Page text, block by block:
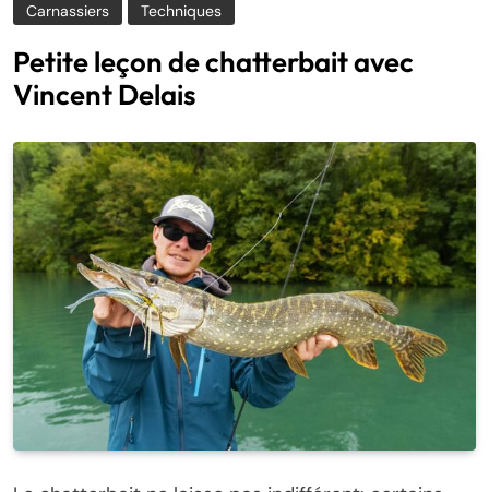
Carnassiers Techniques
Petite leçon de chatterbait avec
Vincent Delais